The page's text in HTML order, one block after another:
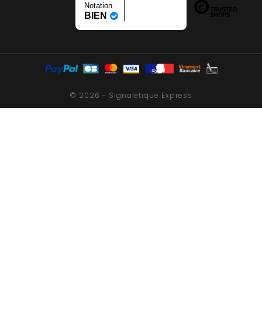
Notation
BIEN
© 2026 - Signalétique Express